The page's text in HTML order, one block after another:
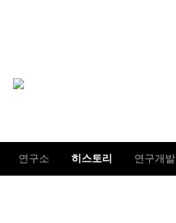
연구소 히스토리 연구개발